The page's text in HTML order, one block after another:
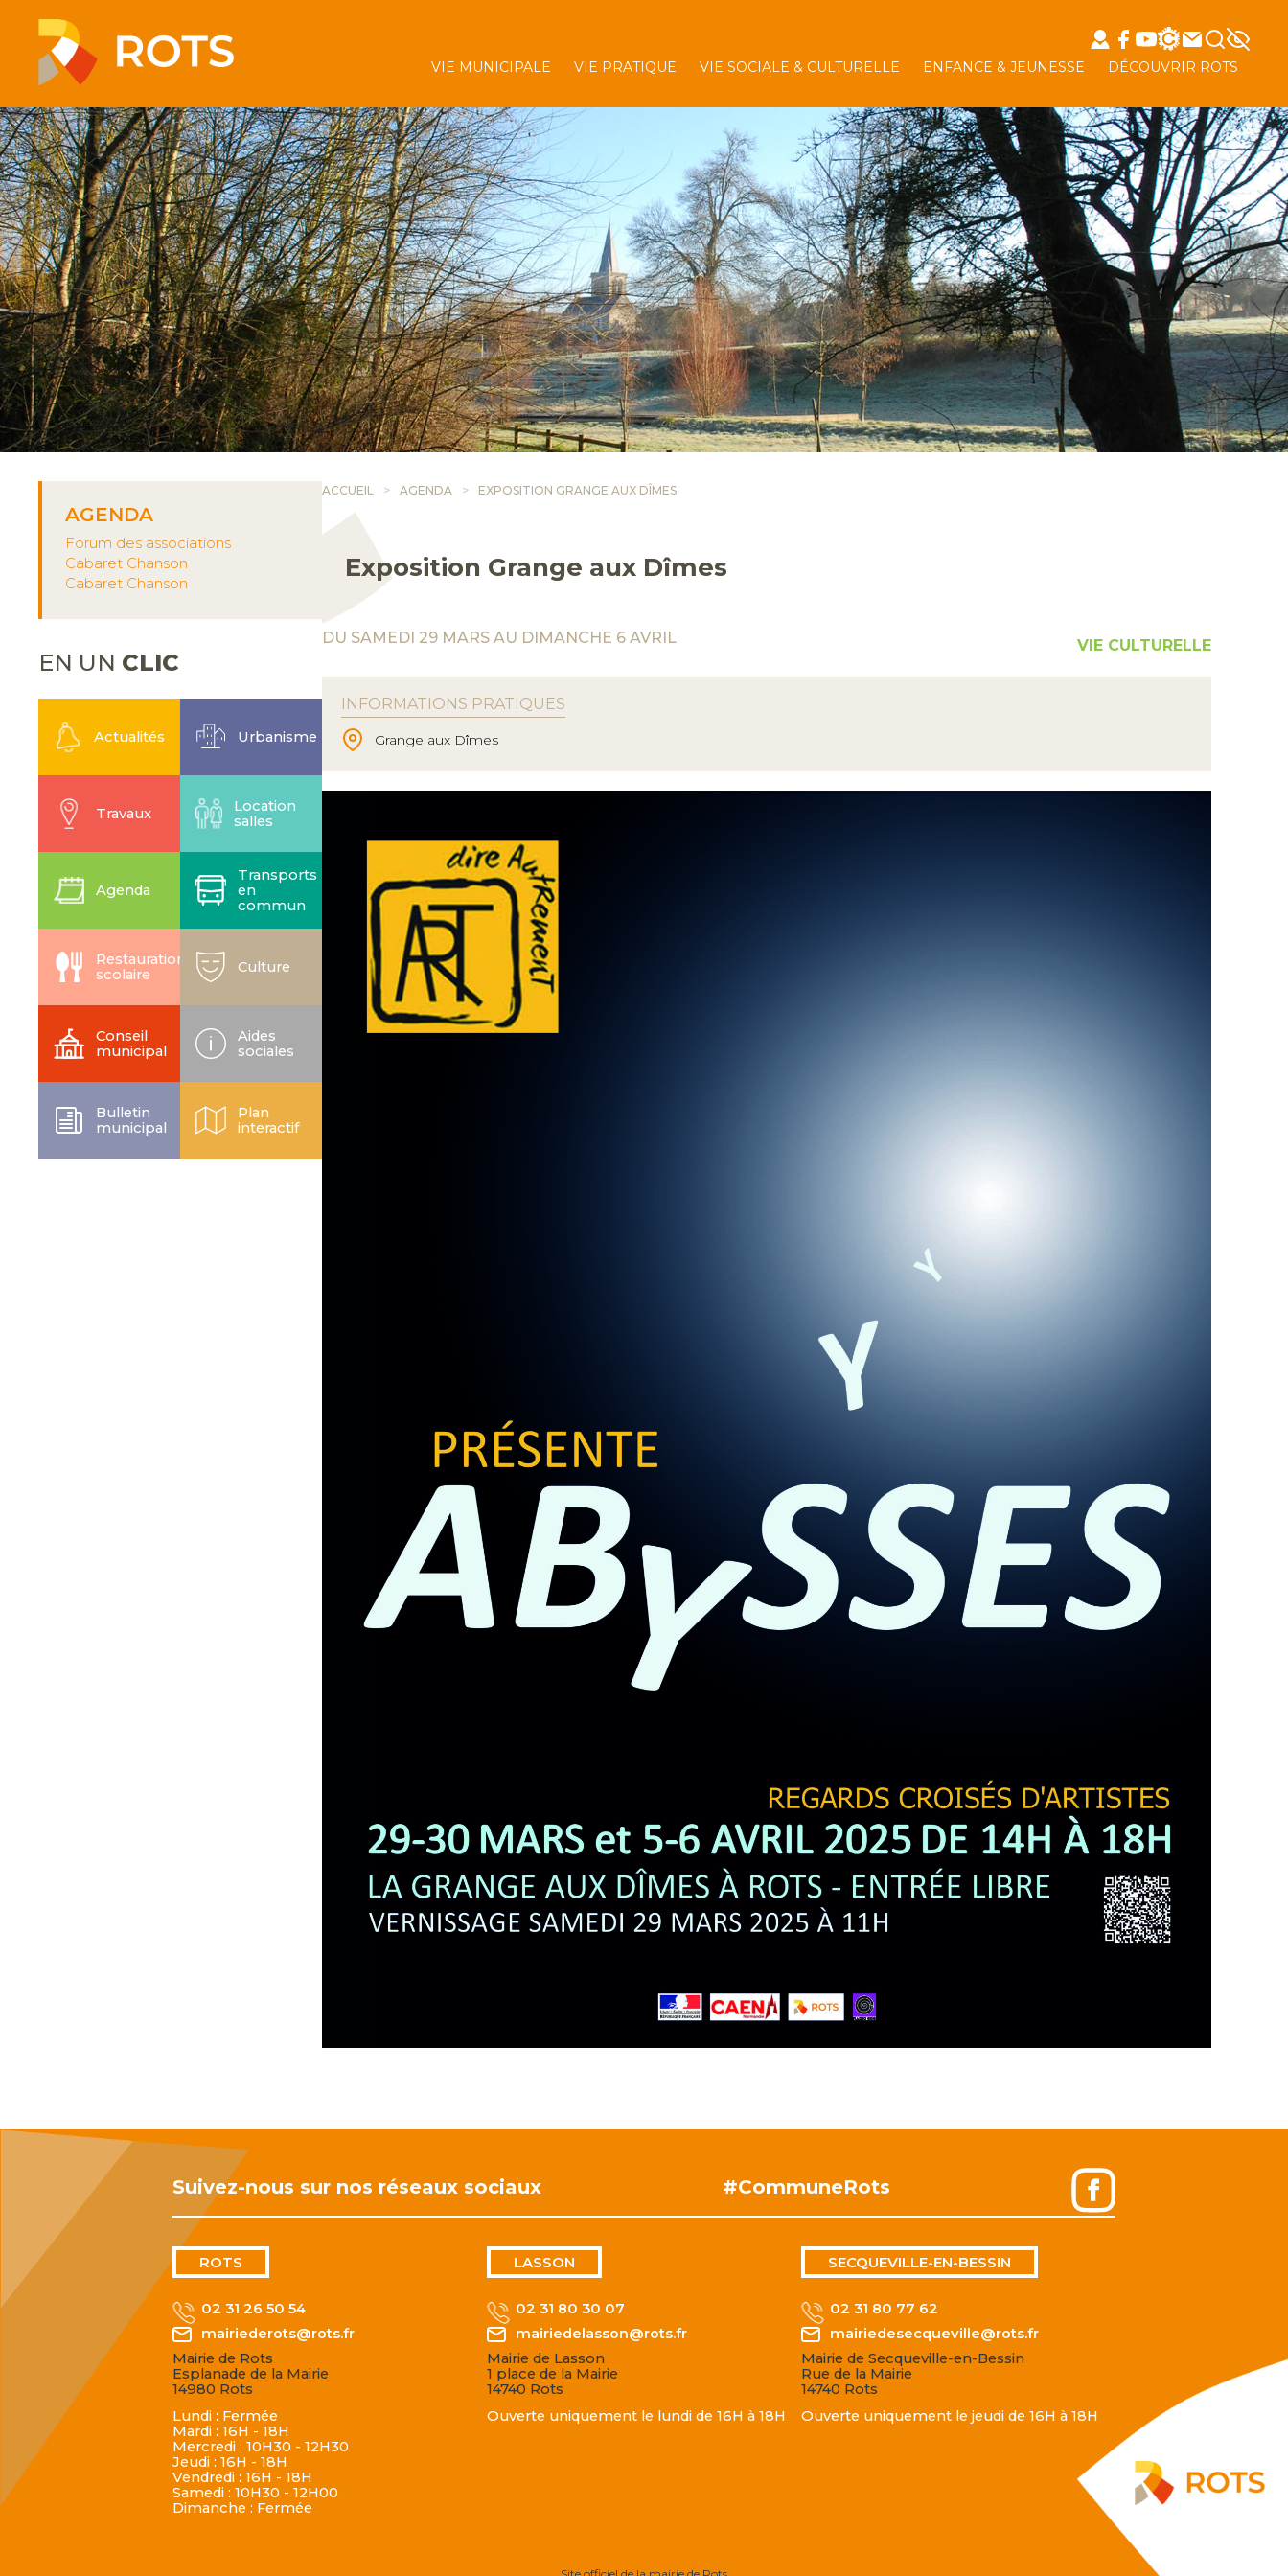
VIE MUNICIPALE VIE PRATIQUE VIE SOCIALE & CULTURELLE ENFANCE & JEUNESSE DÉCOUVRIR ROTS
AGENDA
Forum des associations
Cabaret Chanson
Cabaret Chanson
EN UN CLIC
Actualités Urbanisme
Travaux
Location
salles
Agenda
Transports
en
commun
Restauration
scolaire
Culture
Conseil
municipal
Aides
sociales
Bulletin
municipal
Plan
interactif
ACCUEIL AGENDA EXPOSITION GRANGE AUX DÎMES
Exposition Grange aux Dîmes
DU SAMEDI 29 MARS AU DIMANCHE 6 AVRIL VIE CULTURELLE
INFORMATIONS PRATIQUES
Grange aux Dîmes
Suivez-nous sur nos réseaux sociaux #CommuneRots
ROTS
02 31 26 50 54
mairiederots@rots.fr
Mairie de Rots
Esplanade de la Mairie
14980 Rots
Lundi : Fermée
Mardi : 16H - 18H
Mercredi : 10H30 - 12H30
Jeudi : 16H - 18H
Vendredi : 16H - 18H
Samedi : 10H30 - 12H00
Dimanche : Fermée
LASSON
02 31 80 30 07
mairiedelasson@rots.fr
Mairie de Lasson
1 place de la Mairie
14740 Rots
Ouverte uniquement le lundi de 16H à 18H
SECQUEVILLE-EN-BESSIN
02 31 80 77 62
mairiedesecqueville@rots.fr
Mairie de Secqueville-en-Bessin
Rue de la Mairie
14740 Rots
Ouverte uniquement le jeudi de 16H à 18H